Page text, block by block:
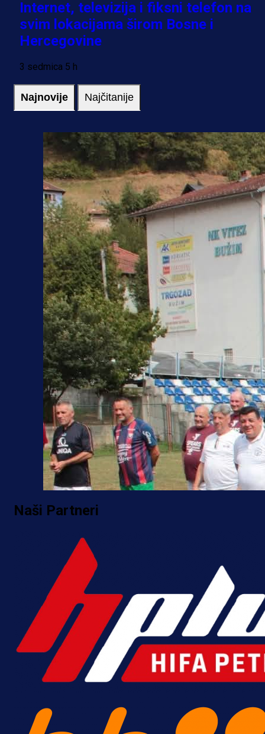
Internet, televizija i fiksni telefon na
svim lokacijama širom Bosne i
Hercegovine
3 sedmica 5 h
Najnovije Najčitanije
Naši Partneri